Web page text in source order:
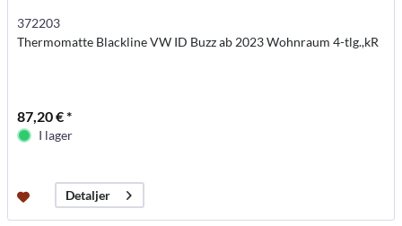
372203
Thermomatte Blackline VW ID Buzz ab 2023 Wohnraum 4-tlg.,kR
87,20 € *
I lager
Detaljer